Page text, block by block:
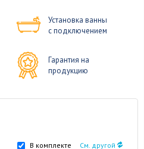
Установка ванны
с подключением
Гарантия на
продукцию
В комплекте См. другой